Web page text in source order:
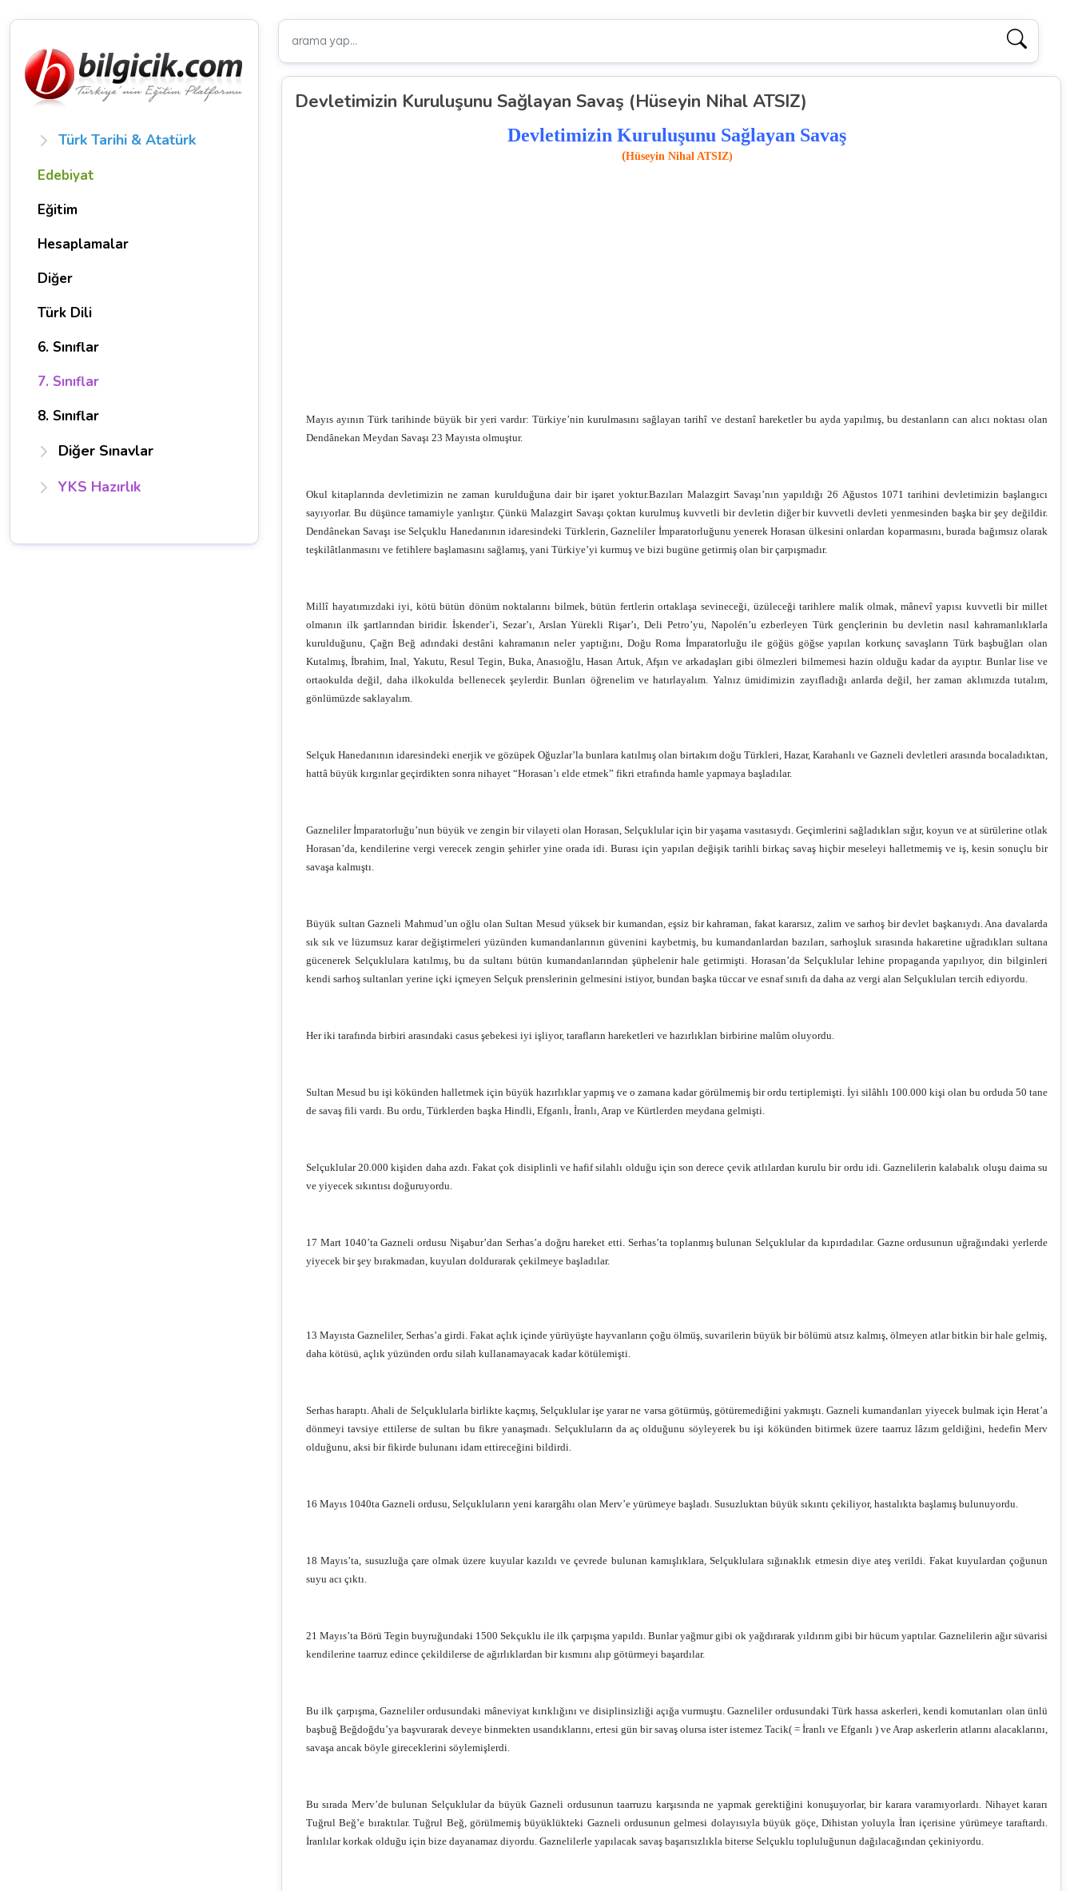
Türk Tarihi & Atatürk
Edebiyat
Eğitim
Hesaplamalar
Diğer
Türk Dili
6. Sınıflar
7. Sınıflar
8. Sınıflar
Diğer Sınavlar
YKS Hazırlık
Devletimizin Kuruluşunu Sağlayan Savaş (Hüseyin Nihal ATSIZ)
Devletimizin Kuruluşunu Sağlayan Savaş
(Hüseyin Nihal ATSIZ)
Mayıs ayının Türk tarihinde büyük bir yeri vardır: Türkiye’nin kurulmasını sağlayan tarihî ve destanî hareketler bu ayda yapılmış, bu destanların can alıcı noktası olan
Dendânekan Meydan Savaşı 23 Mayısta olmuştur.
Okul kitaplarında devletimizin ne zaman kurulduğuna dair bir işaret yoktur.Bazıları Malazgirt Savaşı’nın yapıldığı 26 Ağustos 1071 tarihini devletimizin başlangıcı
sayıyorlar. Bu düşünce tamamiyle yanlıştır. Çünkü Malazgirt Savaşı çoktan kurulmuş kuvvetli bir devletin diğer bir kuvvetli devleti yenmesinden başka bir şey değildir.
Dendânekan Savaşı ise Selçuklu Hanedanının idaresindeki Türklerin, Gazneliler İmparatorluğunu yenerek Horasan ülkesini onlardan koparmasını, burada bağımsız olarak
teşkilâtlanmasını ve fetihlere başlamasını sağlamış, yani Türkiye’yi kurmuş ve bizi bugüne getirmiş olan bir çarpışmadır.
Millî hayatımızdaki iyi, kötü bütün dönüm noktalarını bilmek, bütün fertlerin ortaklaşa sevineceği, üzüleceği tarihlere malik olmak, mânevî yapısı kuvvetli bir millet
olmanın ilk şartlarından biridir. İskender’i, Sezar’ı, Arslan Yürekli Rişar’ı, Deli Petro’yu, Napolén’u ezberleyen Türk gençlerinin bu devletin nasıl kahramanlıklarla
kurulduğunu, Çağrı Beğ adındaki destâni kahramanın neler yaptığını, Doğu Roma İmparatorluğu ile göğüs göğse yapılan korkunç savaşların Türk başbuğları olan
Kutalmış, İbrahim, Inal, Yakutu, Resul Tegin, Buka, Anasıoğlu, Hasan Artuk, Afşın ve arkadaşları gibi ölmezleri bilmemesi hazin olduğu kadar da ayıptır. Bunlar lise ve
ortaokulda değil, daha ilkokulda bellenecek şeylerdir. Bunları öğrenelim ve hatırlayalım. Yalnız ümidimizin zayıfladığı anlarda değil, her zaman aklımızda tutalım,
gönlümüzde saklayalım.
Selçuk Hanedanının idaresindeki enerjik ve gözüpek Oğuzlar’la bunlara katılmış olan birtakım doğu Türkleri, Hazar, Karahanlı ve Gazneli devletleri arasında bocaladıktan,
hattâ büyük kırgınlar geçirdikten sonra nihayet “Horasan’ı elde etmek” fikri etrafında hamle yapmaya başladılar.
Gazneliler İmparatorluğu’nun büyük ve zengin bir vilayeti olan Horasan, Selçuklular için bir yaşama vasıtasıydı. Geçimlerini sağladıkları sığır, koyun ve at sürülerine otlak
Horasan’da, kendilerine vergi verecek zengin şehirler yine orada idi. Burası için yapılan değişik tarihli birkaç savaş hiçbir meseleyi halletmemiş ve iş, kesin sonuçlu bir
savaşa kalmıştı.
Büyük sultan Gazneli Mahmud’un oğlu olan Sultan Mesud yüksek bir kumandan, eşsiz bir kahraman, fakat kararsız, zalim ve sarhoş bir devlet başkanıydı. Ana davalarda
sık sık ve lüzumsuz karar değiştirmeleri yüzünden kumandanlarının güvenini kaybetmiş, bu kumandanlardan bazıları, sarhoşluk sırasında hakaretine uğradıkları sultana
gücenerek Selçuklulara katılmış, bu da sultanı bütün kumandanlarından şüphelenir hale getirmişti. Horasan’da Selçuklular lehine propaganda yapılıyor, din bilginleri
kendi sarhoş sultanları yerine içki içmeyen Selçuk prenslerinin gelmesini istiyor, bundan başka tüccar ve esnaf sınıfı da daha az vergi alan Selçukluları tercih ediyordu.
Her iki tarafında birbiri arasındaki casus şebekesi iyi işliyor, tarafların hareketleri ve hazırlıkları birbirine malûm oluyordu.
Sultan Mesud bu işi kökünden halletmek için büyük hazırlıklar yapmış ve o zamana kadar görülmemiş bir ordu tertiplemişti. İyi silâhlı 100.000 kişi olan bu orduda 50 tane
de savaş fili vardı. Bu ordu, Türklerden başka Hindli, Efganlı, İranlı, Arap ve Kürtlerden meydana gelmişti.
Selçuklular 20.000 kişiden daha azdı. Fakat çok disiplinli ve hafif silahlı olduğu için son derece çevik atlılardan kurulu bir ordu idi. Gaznelilerin kalabalık oluşu daima su
ve yiyecek sıkıntısı doğuruyordu.
17 Mart 1040’ta Gazneli ordusu Nişabur’dan Serhas’a doğru hareket etti. Serhas’ta toplanmış bulunan Selçuklular da kıpırdadılar. Gazne ordusunun uğrağındaki yerlerde
yiyecek bir şey bırakmadan, kuyuları doldurarak çekilmeye başladılar.
13 Mayısta Gazneliler, Serhas’a girdi. Fakat açlık içinde yürüyüşte hayvanların çoğu ölmüş, suvarilerin büyük bir bölümü atsız kalmış, ölmeyen atlar bitkin bir hale gelmiş,
daha kötüsü, açlık yüzünden ordu silah kullanamayacak kadar kötülemişti.
Serhas haraptı. Ahali de Selçuklularla birlikte kaçmış, Selçuklular işe yarar ne varsa götürmüş, götüremediğini yakmıştı. Gazneli kumandanları yiyecek bulmak için Herat’a
dönmeyi tavsiye ettilerse de sultan bu fikre yanaşmadı. Selçukluların da aç olduğunu söyleyerek bu işi kökünden bitirmek üzere taarruz lâzım geldiğini, hedefin Merv
olduğunu, aksi bir fikirde bulunanı idam ettireceğini bildirdi.
16 Mayıs 1040ta Gazneli ordusu, Selçukluların yeni karargâhı olan Merv’e yürümeye başladı. Susuzluktan büyük sıkıntı çekiliyor, hastalıkta başlamış bulunuyordu.
18 Mayıs’ta, susuzluğa çare olmak üzere kuyular kazıldı ve çevrede bulunan kamışlıklara, Selçuklulara sığınaklık etmesin diye ateş verildi. Fakat kuyulardan çoğunun
suyu acı çıktı.
21 Mayıs’ta Börü Tegin buyruğundaki 1500 Sekçuklu ile ilk çarpışma yapıldı. Bunlar yağmur gibi ok yağdırarak yıldırım gibi bir hücum yaptılar. Gaznelilerin ağır süvarisi
kendilerine taarruz edince çekildilerse de ağırlıklardan bir kısmını alıp götürmeyi başardılar.
Bu ilk çarpışma, Gazneliler ordusundaki mâneviyat kırıklığını ve disiplinsizliği açığa vurmuştu. Gazneliler ordusundaki Türk hassa askerleri, kendi komutanları olan ünlü
başbuğ Beğdoğdu’ya başvurarak deveye binmekten usandıklarını, ertesi gün bir savaş olursa ister istemez Tacik( = İranlı ve Efganlı ) ve Arap askerlerin atlarını alacaklarını,
savaşa ancak böyle gireceklerini söylemişlerdi.
Bu sırada Merv’de bulunan Selçuklular da büyük Gazneli ordusunun taarruzu karşısında ne yapmak gerektiğini konuşuyorlar, bir karara varamıyorlardı. Nihayet kararı
Tuğrul Beğ’e bıraktılar. Tuğrul Beğ, görülmemiş büyüklükteki Gazneli ordusunun gelmesi dolayısıyla büyük göçe, Dihistan yoluyla İran içerisine yürümeye taraftardı.
İranlılar korkak olduğu için bize dayanamaz diyordu. Gaznelilerle yapılacak savaş başarısızlıkla biterse Selçuklu topluluğunun dağılacağından çekiniyordu.